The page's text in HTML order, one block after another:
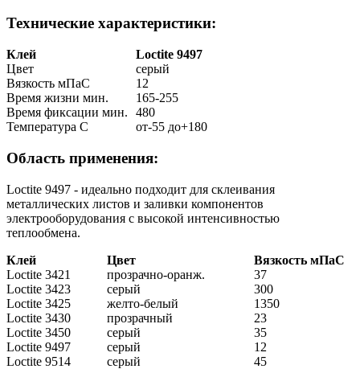
Технические характеристики:
Клей
Loctite 9497
Цвет
серый
Вязкость мПаС
12
Время жизни мин.
165-255
Время фиксации мин.
480
Температура С
от-55 до+180
Область применения:
Loctite 9497 - идеально подходит для склеивания
металлических листов и заливки компонентов
электрооборудования с высокой интенсивностью
теплообмена.
Клей
Цвет
Вязкость мПаС
Loctite 3421
прозрачно-оранж.
37
Loctite 3423
серый
300
Loctite 3425
желто-белый
1350
Loctite 3430
прозрачный
23
Loctite 3450
серый
35
Loctite 9497
серый
12
Loctite 9514
серый 45